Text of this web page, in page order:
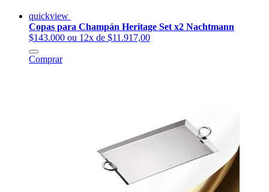
quickview
Copas para Champán Heritage Set x2 Nachtmann
$143.000 ou 12x de $11.917,00
Comprar